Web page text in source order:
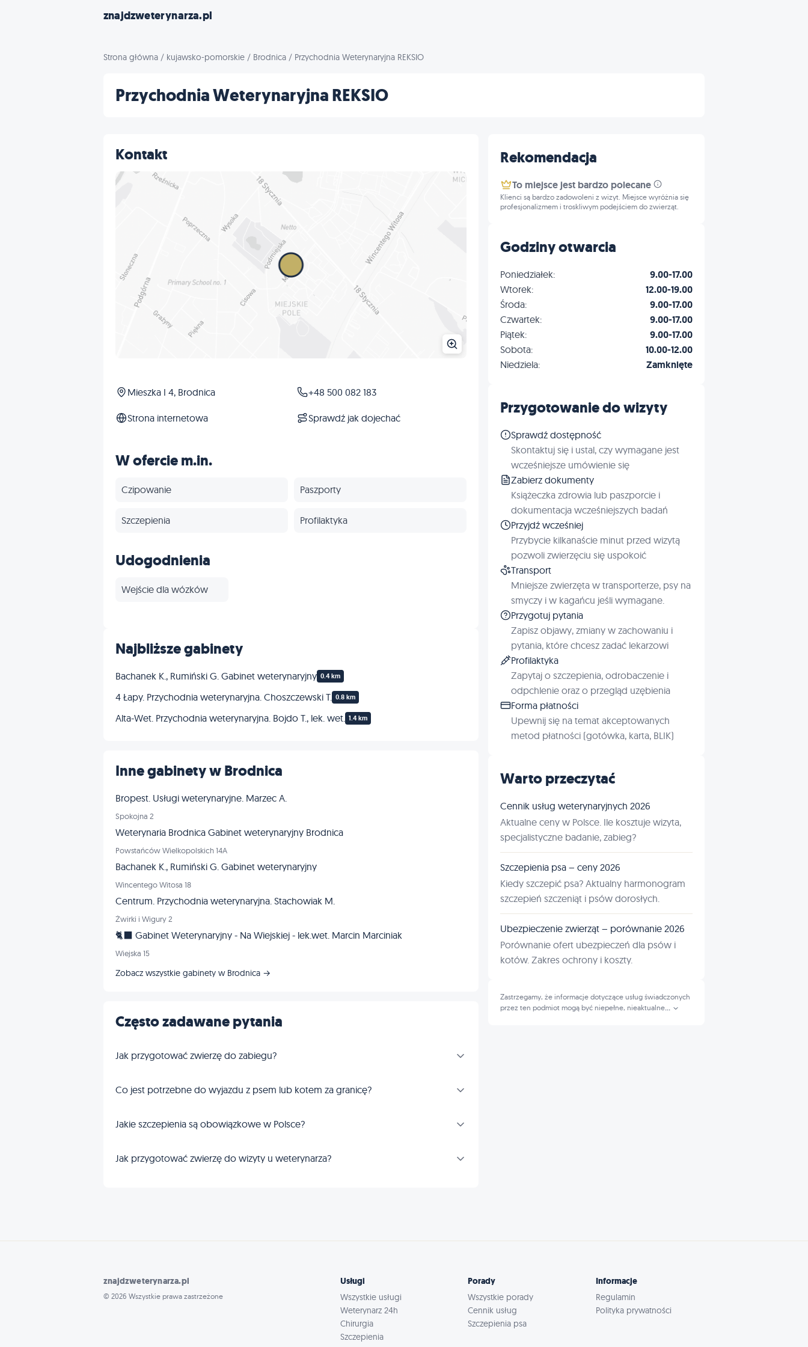
znajdzweterynarza.pl
Strona główna / kujawsko-pomorskie / Brodnica / Przychodnia Weterynaryjna REKSIO
Przychodnia Weterynaryjna REKSIO
Kontakt
Mieszka I 4, Brodnica +48 500 082 183
Strona internetowa Sprawdź jak dojechać
W ofercie m.in.
Czipowanie Paszporty
Szczepienia Profilaktyka
Udogodnienia
Wejście dla wózków
Najbliższe gabinety
Bachanek K., Rumiński G. Gabinet weterynaryjny 0.4 km
4 Łapy. Przychodnia weterynaryjna. Choszczewski T. 0.8 km
Alta-Wet. Przychodnia weterynaryjna. Bojdo T., lek. wet. 1.4 km
Inne gabinety w Brodnica
Bropest. Usługi weterynaryjne. Marzec A.
Spokojna 2
Weterynaria Brodnica Gabinet weterynaryjny Brodnica
Powstańców Wielkopolskich 14A
Bachanek K., Rumiński G. Gabinet weterynaryjny
Wincentego Witosa 18
Centrum. Przychodnia weterynaryjna. Stachowiak M.
Żwirki i Wigury 2
🐈‍⬛ Gabinet Weterynaryjny - Na Wiejskiej - lek.wet. Marcin Marciniak
Wiejska 15
Zobacz wszystkie gabinety w Brodnica →
Często zadawane pytania
Jak przygotować zwierzę do zabiegu?
Co jest potrzebne do wyjazdu z psem lub kotem za granicę?
Jakie szczepienia są obowiązkowe w Polsce?
Jak przygotować zwierzę do wizyty u weterynarza?
Rekomendacja
To miejsce jest bardzo polecane
Klienci są bardzo zadowoleni z wizyt. Miejsce wyróżnia się
profesjonalizmem i troskliwym podejściem do zwierząt.
Godziny otwarcia
Poniedziałek: 9.00-17.00
Wtorek: 12.00-19.00
Środa: 9.00-17.00
Czwartek: 9.00-17.00
Piątek: 9.00-17.00
Sobota: 10.00-12.00
Niedziela: Zamknięte
Przygotowanie do wizyty
Sprawdź dostępność
Skontaktuj się i ustal, czy wymagane jest
wcześniejsze umówienie się
Zabierz dokumenty
Książeczka zdrowia lub paszporcie i
dokumentacja wcześniejszych badań
Przyjdź wcześniej
Przybycie kilkanaście minut przed wizytą
pozwoli zwierzęciu się uspokoić
Transport
Mniejsze zwierzęta w transporterze, psy na
smyczy i w kagańcu jeśli wymagane.
Przygotuj pytania
Zapisz objawy, zmiany w zachowaniu i
pytania, które chcesz zadać lekarzowi
Profilaktyka
Zapytaj o szczepienia, odrobaczenie i
odpchlenie oraz o przegląd uzębienia
Forma płatności
Upewnij się na temat akceptowanych
metod płatności (gotówka, karta, BLIK)
Warto przeczytać
Cennik usług weterynaryjnych 2026
Aktualne ceny w Polsce. Ile kosztuje wizyta,
specjalistyczne badanie, zabieg?
Szczepienia psa – ceny 2026
Kiedy szczepić psa? Aktualny harmonogram
szczepień szczeniąt i psów dorosłych.
Ubezpieczenie zwierząt – porównanie 2026
Porównanie ofert ubezpieczeń dla psów i
kotów. Zakres ochrony i koszty.
Zastrzegamy, że informacje dotyczące usług świadczonych
przez ten podmiot mogą być niepełne, nieaktualne...
znajdzweterynarza.pl
© 2026 Wszystkie prawa zastrzeżone
Usługi
Wszystkie usługi
Weterynarz 24h
Chirurgia
Szczepienia
Porady
Wszystkie porady
Cennik usług
Szczepienia psa
Informacje
Regulamin
Polityka prywatności